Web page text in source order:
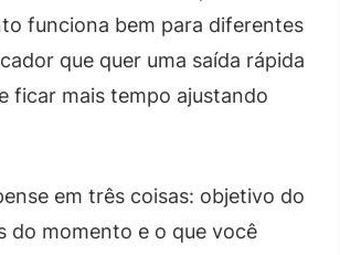
funciona bem para diferentes
que quer uma saída rápida
ficar mais tempo ajustando
em três coisas: objetivo do
do momento e o que você